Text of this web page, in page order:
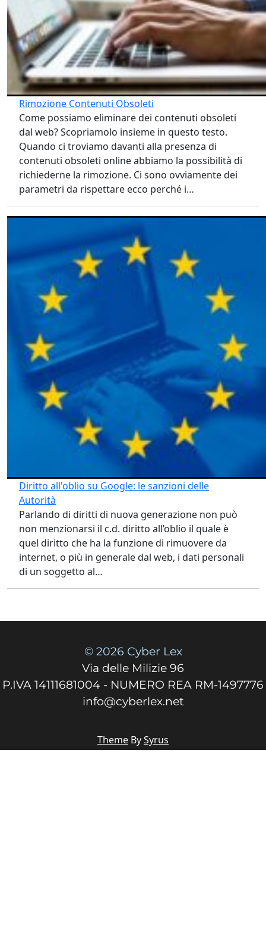
39754846
Negli ultimi dieci anni il diritto all’oblio
ha rappresentato una delle più grandi
sfide del diritto digitale europeo, in
particolare nei confronti del motore di
ricerca per eccellenza:Google. Con la
celebre sentenzaGoogle Spain(C-
131/12), la Corte di Giustizia dell’Unione
Europea riconobbe per la prima volta
chiedere larimozione di link e
informazioni personali non più
pertinentidai risultati di ricerca
associati al proprio nome.
Oggi, però, il contesto è mutato
radicalmente. L’avvento delle
intelligenze artificiali generative
—
comeChatGPT Google AI MODE
Perplexity
Gemini
— ha spostato il
problema dal semplice elenco dei link
all’elaborazione dei contenuti stessi.
L’informazione non è più solo
indicizzata: viene
rielaborata, appresa e
da modelli che non
dimenticano.
Per questo motivo, la riflessione sul
diritto all’oblio deve ora unire diritto,
tecnologia e governance algoritmica
comprendere come assicurare
l’effettiva cancellazione dei dati anche
Google come motore giuridico
dell’oblio digitale
Il diritto all’oblio nasce giuridicamente
Europea,con la sentenza Google Spain,